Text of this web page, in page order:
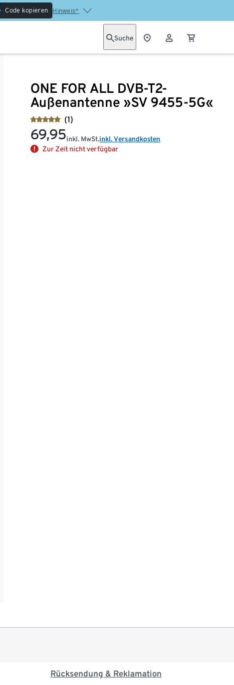
Code kopieren Hinweis*
Suche
ONE FOR ALL DVB-T2-
Außenantenne »SV 9455-5G«
(1)
69,95inkl. MwSt.inkl. Versandkosten
Zur Zeit nicht verfügbar
Rücksendung & Reklamation